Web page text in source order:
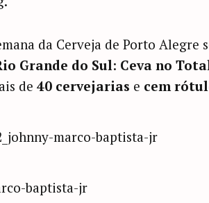
da Cerveja de Porto Alegre
Grande do Sul: Ceva no
de 40 cervejarias e cem